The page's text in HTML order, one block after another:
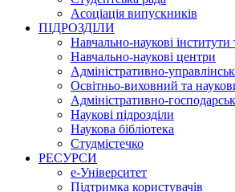
Асоціація випускників
ПІДРОЗДІЛИ
Навчально-наукові інститути
Навчально-наукові центри
Адміністративно-
Освітньо-виховний та
Адміністративно-
Наукові підрозділи
Наукова бібліотека
Студмістечко
РЕСУРСИ
е-Університет
Підтримка користувачів